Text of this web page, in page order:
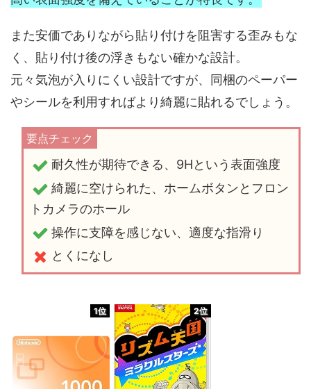
また安価でありながら貼り付けを阻害する歪みもな
く、貼り付け後の浮きもない確かな設計。
元々気泡が入りにくい設計ですが、同梱のペーパー
やシールを利用すればより綺麗に貼れるでしょう。
耐久性が期待できる、9Hという表面強度
綺麗に空けられた、ホームボタンとフロン
トカメラのホール
操作に支障を感じない、適度な指滑り
とくになし
1位 2位